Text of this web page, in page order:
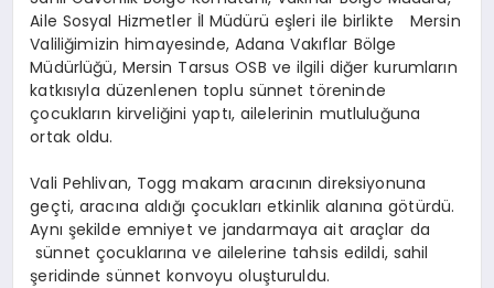
Aile Sosyal Hizmetler İl Müdürü eşleri ile birlikte Mersin
Valiliğimizin himayesinde, Adana Vakıflar Bölge
Müdürlüğü, Mersin Tarsus OSB ve ilgili diğer kurumların
katkısıyla düzenlenen toplu sünnet töreninde
çocukların kirveliğini yaptı, ailelerinin mutluluğuna
ortak oldu.
Vali Pehlivan, Togg makam aracının direksiyonuna
geçti, aracına aldığı çocukları etkinlik alanına götürdü.
Aynı şekilde emniyet ve jandarmaya ait araçlar da
sünnet çocuklarına ve ailelerine tahsis edildi, sahil
şeridinde sünnet konvoyu oluşturuldu.